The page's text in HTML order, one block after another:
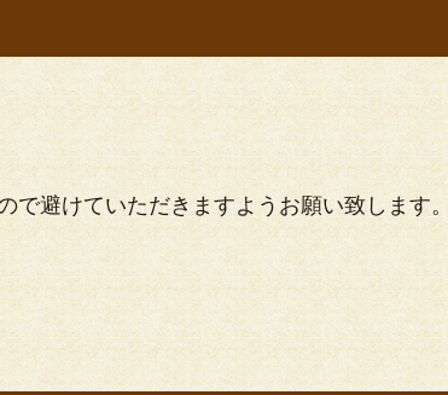
避けていただきますようお願い致します。